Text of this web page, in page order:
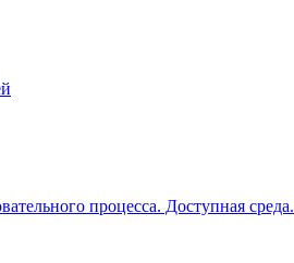
процесса. Доступная среда.